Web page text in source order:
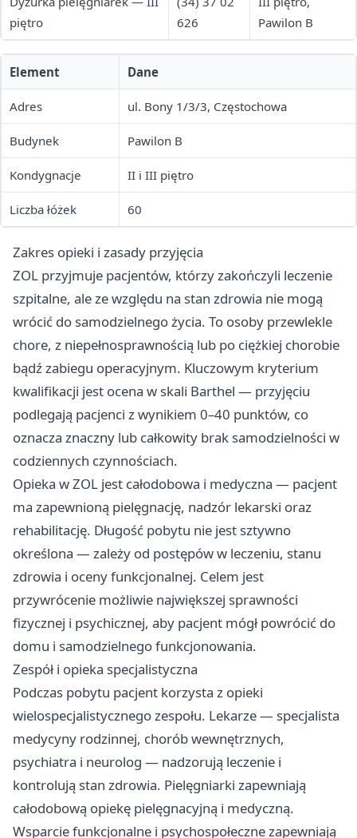
piętro
626
Pawilon B
Element Dane
Adres ul. Bony 1/3/3, Częstochowa
Budynek Pawilon B
Kondygnacje II i III piętro
Liczba łóżek 60
Zakres opieki i zasady przyjęcia
ZOL przyjmuje pacjentów, którzy zakończyli leczenie
szpitalne, ale ze względu na stan zdrowia nie mogą
wrócić do samodzielnego życia. To osoby przewlekle
chore, z niepełnosprawnością lub po ciężkiej chorobie
bądź zabiegu operacyjnym. Kluczowym kryterium
kwalifikacji jest ocena w skali Barthel — przyjęciu
podlegają pacjenci z wynikiem 0–40 punktów, co
oznacza znaczny lub całkowity brak samodzielności w
codziennych czynnościach.
Opieka w ZOL jest całodobowa i medyczna — pacjent
ma zapewnioną pielęgnację, nadzór lekarski oraz
rehabilitację. Długość pobytu nie jest sztywno
określona — zależy od postępów w leczeniu, stanu
zdrowia i oceny funkcjonalnej. Celem jest
przywrócenie możliwie największej sprawności
fizycznej i psychicznej, aby pacjent mógł powrócić do
domu i samodzielnego funkcjonowania.
Zespół i opieka specjalistyczna
Podczas pobytu pacjent korzysta z opieki
wielospecjalistycznego zespołu. Lekarze — specjalista
medycyny rodzinnej, chorób wewnętrznych,
psychiatra i neurolog — nadzorują leczenie i
kontrolują stan zdrowia. Pielęgniarki zapewniają
całodobową opiekę pielęgnacyjną i medyczną.
Wsparcie funkcjonalne i psychospołeczne zapewniają